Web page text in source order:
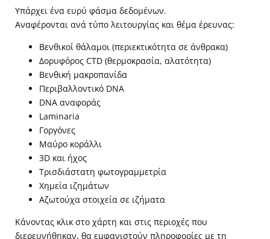
Υπάρχει ένα ευρύ φάσμα δεδομένων.
Αναφέρονται ανά τύπο λειτουργίας και θέμα έρευνας:
Βενθικοί θάλαμοι (περιεκτικότητα σε άνθρακα)
Δορυφόρος CTD (θερμοκρασία, αλατότητα)
Βενθική μακροπανίδα
Περιβαλλοντικό DNA
DNA αναφοράς
Laminaria
Γοργόνες
Μαύρο κοράλλι
3D και ήχος
Τρισδιάστατη φωτογραμμετρία
Χημεία ιζημάτων
Αζωτούχα στοιχεία σε ιζήματα
Κάνοντας κλικ στο χάρτη και στις περιοχές που
διερευνήθηκαν, θα εμφανιστούν πληροφορίες με τη